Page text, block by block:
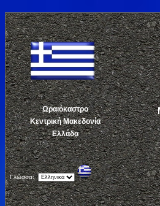
Ωραιόκαστρο
Κεντρική Μακεδονία
Ελλάδα
Γλώσσα: